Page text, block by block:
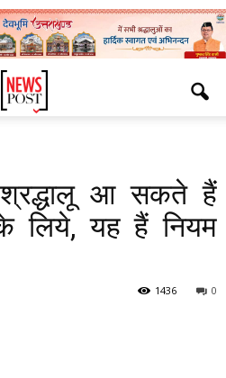
आ सकते हैं
के लिये, यह हैं नियम
0
1436